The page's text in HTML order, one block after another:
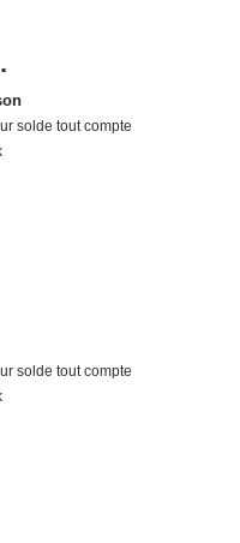
solde tout compte
solde tout compte